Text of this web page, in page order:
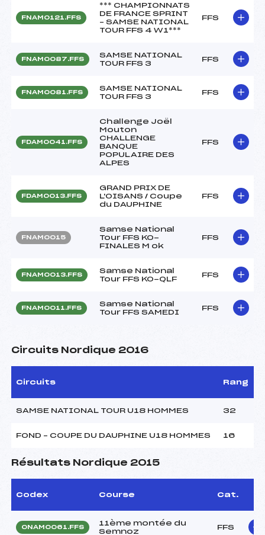
FNAM0121.FFS
*** CHAMPIONNATS
DE FRANCE SPRINT
– SAMSE NATIONAL
TOUR FFS 4 W1***
FFS
FNAM0087.FFS
SAMSE NATIONAL
TOUR FFS 3
FFS
FNAM0081.FFS
SAMSE NATIONAL
TOUR FFS 3
FFS
FDAM0041.FFS
Challenge Joël
Mouton
CHALLENGE
BANQUE
POPULAIRE DES
ALPES
FFS
FDAM0013.FFS
GRAND PRIX DE
L'OISANS / Coupe
du DAUPHINE
FFS
FNAM0015
Samse National
Tour FFS KO-
FINALES M ok
FFS
FNAM0013.FFS
Samse National
Tour FFS KO-QLF
FFS
FNAM0011.FFS
Samse National
Tour FFS SAMEDI
FFS
Circuits Nordique 2016
Circuits Rang
SAMSE NATIONAL TOUR U18 HOMMES 32
FOND – COUPE DU DAUPHINE U18 HOMMES 16
Résultats Nordique 2015
Codex Course Cat.
ONAM0061.FFS
11ème montée du
Semnoz
FFS